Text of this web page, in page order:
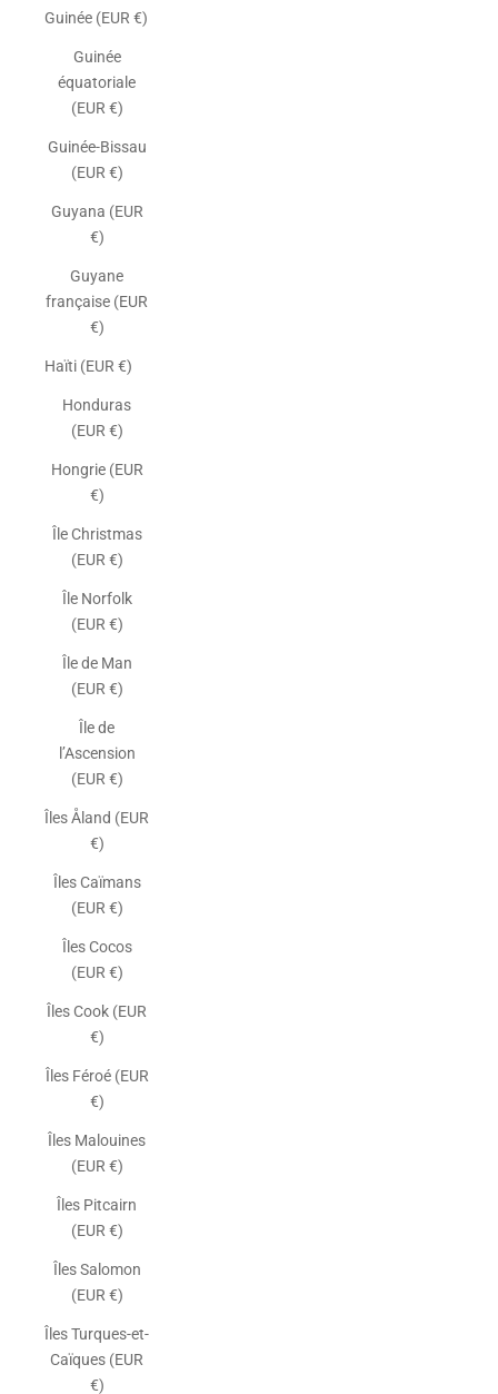
Guinée (EUR €)
Guinée
équatoriale
(EUR €)
Guinée-Bissau
(EUR €)
Guyana (EUR
€)
Guyane
française (EUR
€)
Haïti (EUR €)
Honduras
(EUR €)
Hongrie (EUR
€)
Île Christmas
(EUR €)
Île Norfolk
(EUR €)
Île de Man
(EUR €)
Île de
l’Ascension
(EUR €)
Îles Åland (EUR
€)
Îles Caïmans
(EUR €)
Îles Cocos
(EUR €)
Îles Cook (EUR
€)
Îles Féroé (EUR
€)
Îles Malouines
(EUR €)
Îles Pitcairn
(EUR €)
Îles Salomon
(EUR €)
Îles Turques-et-
Caïques (EUR
€)